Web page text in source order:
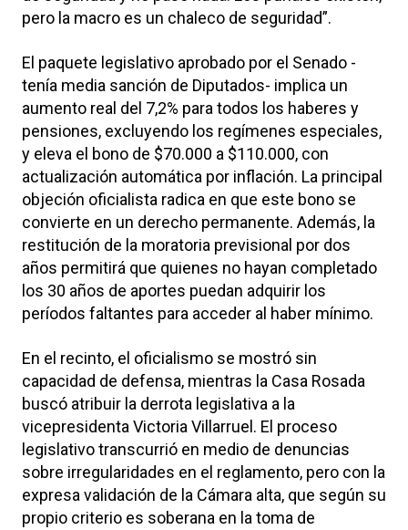
pero la macro es un chaleco de seguridad”.
El paquete legislativo aprobado por el Senado -
tenía media sanción de Diputados- implica un
aumento real del 7,2% para todos los haberes y
pensiones, excluyendo los regímenes especiales,
y eleva el bono de $70.000 a $110.000, con
actualización automática por inflación. La principal
objeción oficialista radica en que este bono se
convierte en un derecho permanente. Además, la
restitución de la moratoria previsional por dos
años permitirá que quienes no hayan completado
los 30 años de aportes puedan adquirir los
períodos faltantes para acceder al haber mínimo.
En el recinto, el oficialismo se mostró sin
capacidad de defensa, mientras la Casa Rosada
buscó atribuir la derrota legislativa a la
vicepresidenta Victoria Villarruel. El proceso
legislativo transcurrió en medio de denuncias
sobre irregularidades en el reglamento, pero con la
expresa validación de la Cámara alta, que según su
propio criterio es soberana en la toma de